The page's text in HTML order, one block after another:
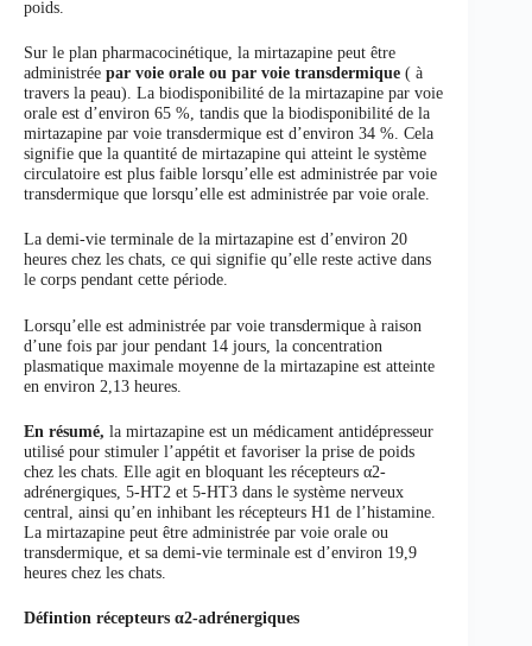
poids.
Sur le plan pharmacocinétique, la mirtazapine peut être
administrée par voie orale ou par voie transdermique ( à
travers la peau). La biodisponibilité de la mirtazapine par voie
orale est d’environ 65 %, tandis que la biodisponibilité de la
mirtazapine par voie transdermique est d’environ 34 %. Cela
signifie que la quantité de mirtazapine qui atteint le système
circulatoire est plus faible lorsqu’elle est administrée par voie
transdermique que lorsqu’elle est administrée par voie orale.
La demi-vie terminale de la mirtazapine est d’environ 20
heures chez les chats, ce qui signifie qu’elle reste active dans
le corps pendant cette période.
Lorsqu’elle est administrée par voie transdermique à raison
d’une fois par jour pendant 14 jours, la concentration
plasmatique maximale moyenne de la mirtazapine est atteinte
en environ 2,13 heures.
En résumé, la mirtazapine est un médicament antidépresseur
utilisé pour stimuler l’appétit et favoriser la prise de poids
chez les chats. Elle agit en bloquant les récepteurs α2-
adrénergiques, 5-HT2 et 5-HT3 dans le système nerveux
central, ainsi qu’en inhibant les récepteurs H1 de l’histamine.
La mirtazapine peut être administrée par voie orale ou
transdermique, et sa demi-vie terminale est d’environ 19,9
heures chez les chats.
Défintion récepteurs α2-adrénergiques